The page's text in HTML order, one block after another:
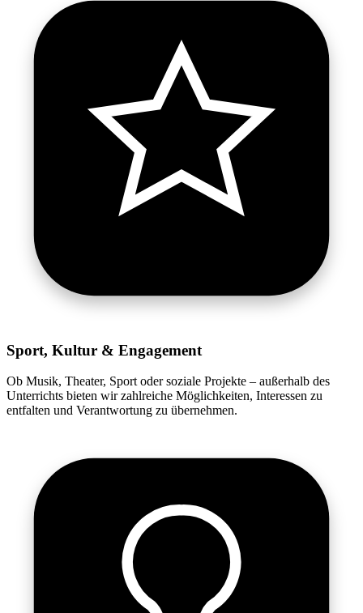
Sport, Kultur & Engagement
Ob Musik, Theater, Sport oder soziale Projekte – außerhalb des
Unterrichts bieten wir zahlreiche Möglichkeiten, Interessen zu
entfalten und Verantwortung zu übernehmen.